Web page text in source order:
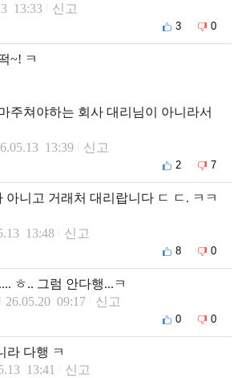
13:33 신고
3 0
~! ㅋ
주쳐야하는 회사 대리님이 아니라서
13:39 신고
2 7
아니고 거래처 대리랍니다 ㄷ ㄷ. ㅋㅋ
13:48 신고
8 0
ㅎ.. 그럼 안다행...ㅋ
26.05.20 09:17 신고
0 0
라 다행 ㅋ
13:41 신고